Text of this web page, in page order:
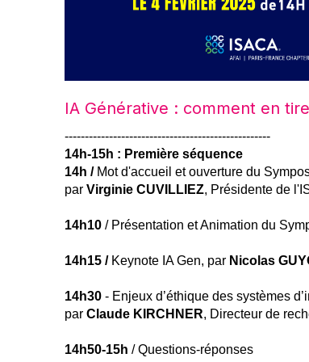
IA Générative : comment en
---------------------------------------------------
14h-15h : Première séquence
14h / Mot d'accueil et ouverture du
par Virginie CUVILLIEZ, Présidente de
14h10 / Présentation et Animation du
14h15 /Keynote IA Gen, par Nicolas
14h30 - Enjeux d’éthique des systèmes
par Claude KIRCHNER, Directeur de
14h50-15h / Questions-réponses